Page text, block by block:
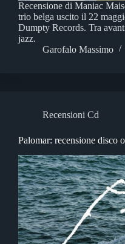
Recensione di Maniac
trio belga uscito il 22
Dumpty Records. Tra
jazz.
Garofalo Massimo
Recensioni Cd
Palomar: recensione disco